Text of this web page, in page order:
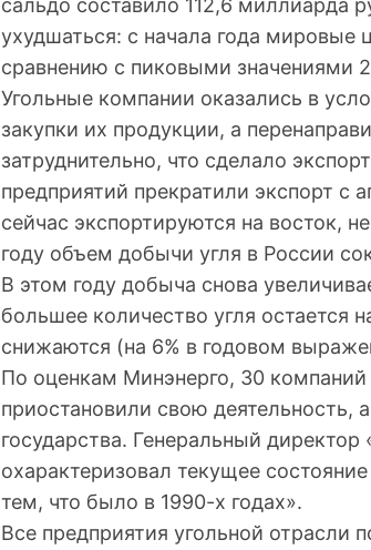
ухудшаться: с начала года мировые
сравнению с пиковыми значениями
Угольные компании оказались в
закупки их продукции, а
затруднительно, что сделало
предприятий прекратили экспорт с
сейчас экспортируются на восток,
году объем добычи угля в России
В этом году добыча снова
большее количество угля остается
снижаются (на 6% в годовом
По оценкам Минэнерго, 30 компаний
приостановили свою
государства. Генеральный
охарактеризовал текущее
тем, что было в 1990-х годах».
Все предприятия угольной отрасли